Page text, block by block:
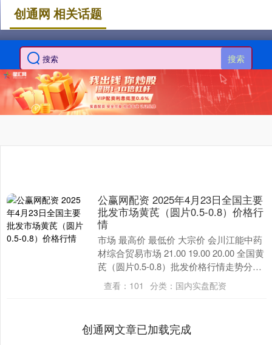
搜索
创通网 相关话题
公赢网配资 2025年4月23日全国主要
批发市场黄芪（圆片0.5-0.8）价格行
情
市场 最高价 最低价 大宗价 会川江能中药
材综合贸易市场 21.00 19.00 20.00 全国黄
芪（圆片0.5-0.8）批发价格行情走势分析
公赢网配资 从今....
查看： 101 分类： 国内实盘配资
创通网文章已加载完成